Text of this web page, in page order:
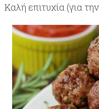
Καλή επιτυχία (για